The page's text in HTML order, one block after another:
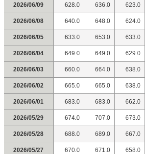
2026/06/09 628.0 636.0 623.0
2026/06/08 640.0 648.0 624.0
2026/06/05 633.0 653.0 633.0
2026/06/04 649.0 649.0 629.0
2026/06/03 660.0 664.0 638.0
2026/06/02 665.0 665.0 638.0
2026/06/01 683.0 683.0 662.0
2026/05/29 674.0 707.0 673.0
2026/05/28 688.0 689.0 667.0
2026/05/27 670.0 671.0 658.0